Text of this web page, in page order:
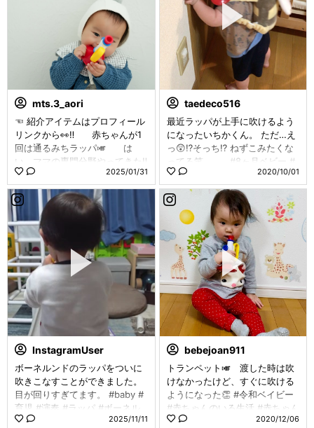
mts.3_aori
☜ 紹介アイテムはプロフィール
リンクから👀‼️ ⁡ ⁡ 赤ちゃんが1
回は通るみちラッパ🎺 ⁡ ⁡ は
い、ママの専門分野やってきた‼︎
(一応音大卒ですw) ⁡ ⁡ ボーネル
ンドのトランペットはビビット
カラーで 赤ちゃんの目にしっ
かりシルエットがうつってるは
ず！ ⁡ ⁡ うまく吹けないこの時
期は吸っても吹いても 音がな
るようには作られてるよ☝🏻 ͗ ͗ ⁡ ⁡
しかも音が2種類あるんだ
~⸜🫶⸝‍ ⁡ ⁡ ひな坊は吹くよりも
かじる方がよかったようです。 ⁡
⁡ まぁ、でもうちの場合このお
もちゃは 長男次男がすぐ吹く
からいっつもキッチンの上にあ
る🙄💦 ⁡ ⁡ 1人で遊べる日中にた
ーネルンド ┊︎ @bornelund 𝘴
𝘢𝘮𝘢 ┈┈┈┈┈┈┈┈┈┈ トラン
ペット ⁡ ⁡ \ ECサイトから購入
できます！ / ぜひチェックし
2025/01/31
taedeco516
最近ラッパが上手に吹けるよう
になったいちかくん。 ただ…え
っ😲⁉️そっち⁉️ ねずこみたくな
ってる笑 ． ． #8ヶ月ベビー #
男の子ママ #男の子ベビー #ラ
ッパのおもちゃ #アンビトーイ
#はちさん
2020/10/01
InstagramUser
ボーネルンドのラッパをついに
吹きこなすことができました。
目が回りすぎてます。 #baby #
育児 #演奏 #ラッパ #ボーネル
ンド
2025/11/11
bebejoan911
トランペット🎺 渡した時は吹
けなかったけど、すぐに吹ける
ようになった👏 #令和ベイビー
#赤ちゃんのいる生活 #赤ちゃん
#高齢ママ #ベビスタグラム #親
2020/12/06